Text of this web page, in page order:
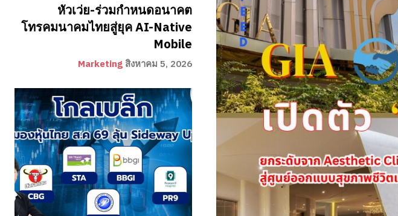
หัวเว่ย-ร่วมกำหนดอนาคต
โทรคมนาคมไทยสู่ยุค AI-Native
Mobile
Marketing สิงหาคม 5, 2026